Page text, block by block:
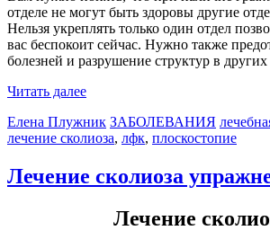
отделе не могут быть здоровы другие
Нельзя укреплять только один отдел
вас беспокоит сейчас. Нужно также
болезней и разрушение структур в других
Читать далее
Елена Плужник ЗАБОЛЕВАНИЯ
лечение сколиоза, лфк, плоскостопие
Лечение сколиоза
Лечение